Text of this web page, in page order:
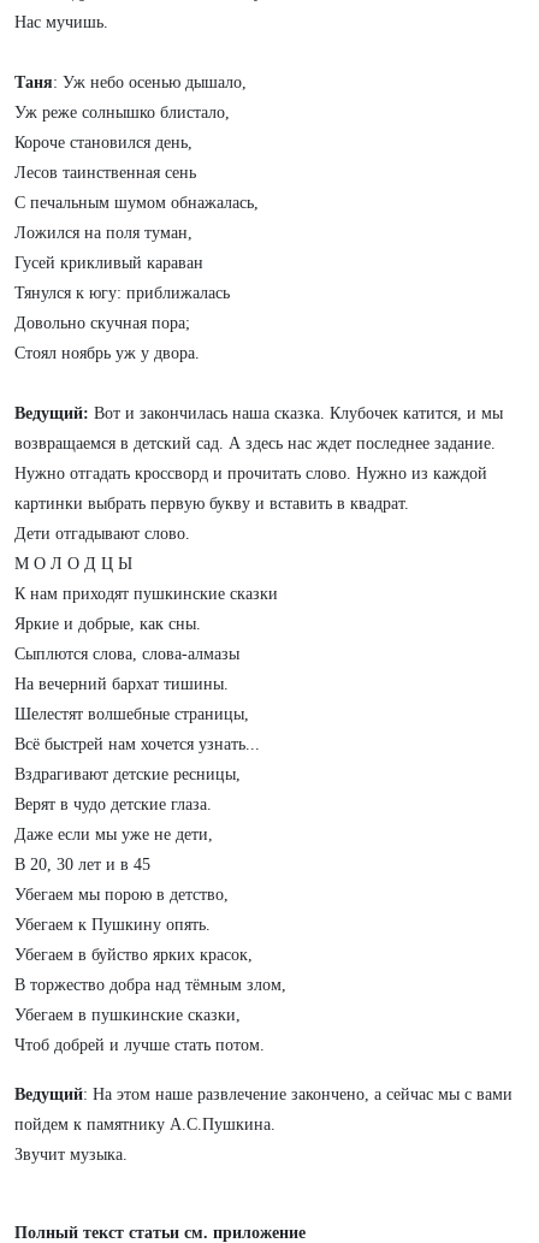
Нас мучишь.
Таня: Уж небо осенью дышало,
Уж реже солнышко блистало,
Короче становился день,
Лесов таинственная сень
С печальным шумом обнажалась,
Ложился на поля туман,
Гусей крикливый караван
Тянулся к югу: приближалась
Довольно скучная пора;
Стоял ноябрь уж у двора.
Ведущий: Вот и закончилась наша сказка. Клубочек катится, и мы
возвращаемся в детский сад. А здесь нас ждет последнее задание.
Нужно отгадать кроссворд и прочитать слово. Нужно из каждой
картинки выбрать первую букву и вставить в квадрат.
Дети отгадывают слово.
М О Л О Д Ц Ы
К нам приходят пушкинские сказки
Яркие и добрые, как сны.
Сыплются слова, слова-алмазы
На вечерний бархат тишины.
Шелестят волшебные страницы,
Всё быстрей нам хочется узнать...
Вздрагивают детские ресницы,
Верят в чудо детские глаза.
Даже если мы уже не дети,
В 20, 30 лет и в 45
Убегаем мы порою в детство,
Убегаем к Пушкину опять.
Убегаем в буйство ярких красок,
В торжество добра над тёмным злом,
Убегаем в пушкинские сказки,
Чтоб добрей и лучше стать потом.
Ведущий: На этом наше развлечение закончено, а сейчас мы с вами
пойдем к памятнику А.С.Пушкина.
Звучит музыка.
Полный текст статьи см. приложение